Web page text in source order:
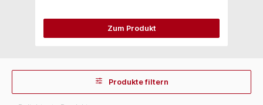
Zum Produkt
Produkte filtern